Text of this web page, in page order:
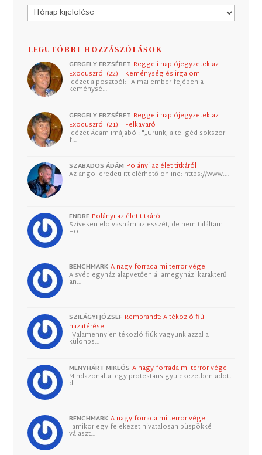
Archívum
LEGUTÓBBI HOZZÁSZÓLÁSOK
GERGELY ERZSÉBET Reggeli naplójegyzetek az
Exoduszról (22) – Keménység és irgalom
Idézet a posztból: "A mai ember fejében a
keménysé…
GERGELY ERZSÉBET Reggeli naplójegyzetek az
Exoduszról (21) – Felkavaró
Idézet Ádám imájából: "„Urunk, a te igéd sokszor
f…
SZABADOS ÁDÁM Polányi az élet titkáról
Az angol eredeti itt elérhető online: https://www.…
ENDRE Polányi az élet titkáról
Szívesen elolvasnám az esszét, de nem találtam.
Ho…
BENCHMARK A nagy forradalmi terror vége
A svéd egyház alapvetően államegyházi karakterű
an…
SZILÁGYI JÓZSEF Rembrandt: A tékozló fiú
hazatérése
"Valamennyien tékozló fiúk vagyunk azzal a
különbs…
MENYHÁRT MIKLÓS A nagy forradalmi terror vége
Mindazonáltal egy protestáns gyülekezetben adott
d…
BENCHMARK A nagy forradalmi terror vége
"amikor egy felekezet hivatalosan püspökké
választ…